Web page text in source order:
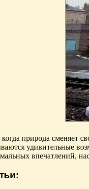
природа сменяет
удивительные
впечатлений,